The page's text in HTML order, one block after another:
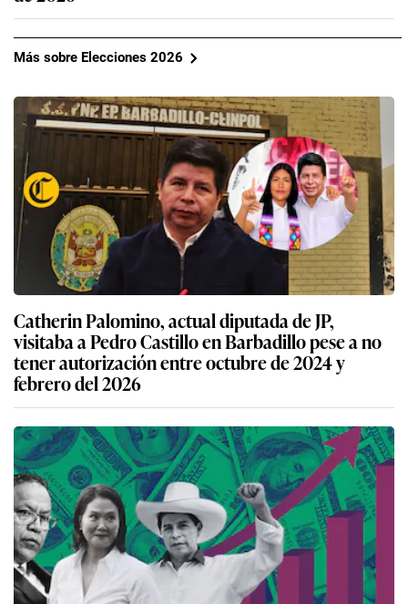
Más sobre Elecciones 2026
Catherin Palomino, actual diputada de JP,
visitaba a Pedro Castillo en Barbadillo pese a no
tener autorización entre octubre de 2024 y
febrero del 2026